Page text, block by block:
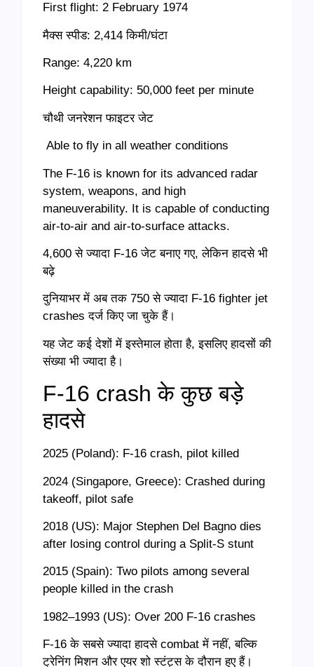
First flight: 2 February 1974
मैक्स स्पीड: 2,414 किमी/घंटा
Range: 4,220 km
Height capability: 50,000 feet per minute
चौथी जनरेशन फाइटर जेट
Able to fly in all weather conditions
The F-16 is known for its advanced radar
system, weapons, and high
maneuverability. It is capable of conducting
air-to-air and air-to-surface attacks.
4,600 से ज्यादा F-16 जेट बनाए गए, लेकिन हादसे भी
बढ़े
दुनियाभर में अब तक 750 से ज्यादा F-16 fighter jet
crashes दर्ज किए जा चुके हैं।
यह जेट कई देशों में इस्तेमाल होता है, इसलिए हादसों की
संख्या भी ज्यादा है।
F-16 crash के कुछ बड़े
हादसे
2025 (Poland): F-16 crash, pilot killed
2024 (Singapore, Greece): Crashed during
takeoff, pilot safe
2018 (US): Major Stephen Del Bagno dies
after losing control during a Split-S stunt
2015 (Spain): Two pilots among several
people killed in the crash
1982–1993 (US): Over 200 F-16 crashes
F-16 के सबसे ज्यादा हादसे combat में नहीं, बल्कि
ट्रेनिंग मिशन और एयर शो स्टंट्स के दौरान हुए हैं।